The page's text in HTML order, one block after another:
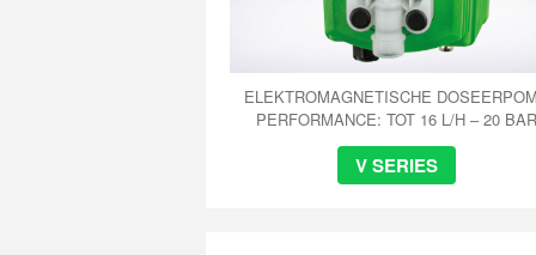
ELEKTROMAGNETISCHE
PERFORMANCE: TOT 16 L/H – 20
V SERIES